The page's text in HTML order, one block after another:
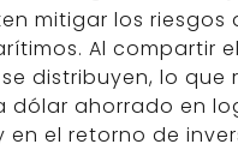
mitigar los
Al compartir
distribuyen, lo
dólar ahorrado en
el retorno de